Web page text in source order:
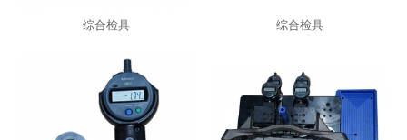
综合检具 综合检具